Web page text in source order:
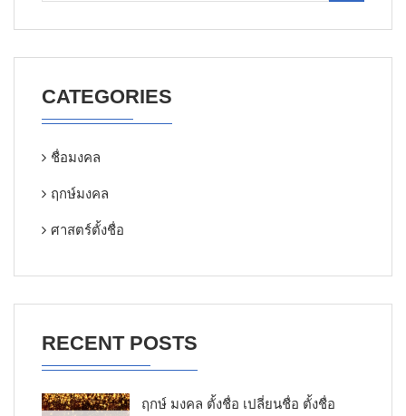
CATEGORIES
ชื่อมงคล
ฤกษ์มงคล
ศาสตร์ตั้งชื่อ
RECENT POSTS
ฤกษ์ มงคล ตั้งชื่อ เปลี่ยนชื่อ ตั้งชื่อ